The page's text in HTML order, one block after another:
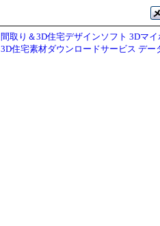
間取り＆3D住宅デザインソフト 3Dマ
3D住宅素材ダウンロードサービス デー